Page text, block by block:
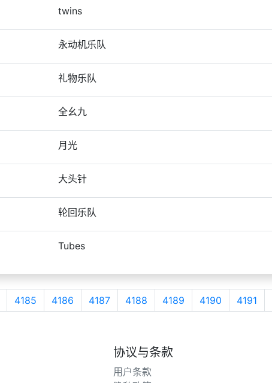
twins
永动机乐队
礼物乐队
全幺九
月光
大头针
轮回乐队
Tubes
4185 4186 4187 4188 4189 4190 4191
协议与条款
用户条款